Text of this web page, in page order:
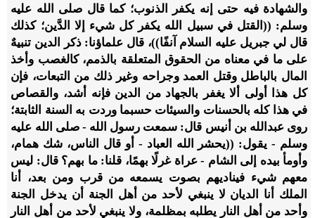
والشهادة فيه حتى إنه يكفر الذنوب؛ كما قال صلى الله عليه
وسلم: ((القتل في سبيل الله يكفر كل شيء إلا الدَّين؛ كذلك
قال لي جبريل عليه السلام آنفًا))، قال علماؤنا: ذكر الدين تنبيهٌ
على ما في معناه من الحقوق المتعلقة بالذمم، كالغصب وأخذ
المال بالباطل وقتل العمد وجراحه وغير ذلك من التبعات، فإن
كل هذا أولى ألا يغفر بالجهاد من الدين فإنه أشد، والقصاص
في هذا كله بالحسنات والسيئات حسبما وردت به السنة الثابتة؛
روى عبدالله بن أنيس قال: سمعت رسول الله - صلى الله عليه
وسلم - يقول: ((يحشر الله العباد - أو قال الناس، شك همام،
وأومأ بيده إلى الشام - عراة غرلًا بهمًا، قلنا: ما بهم؟ قال: ليس
معهم شيء فيناديهم بصوت يسمعه من قرب ومن بعد، أنا
الملك أنا الديان لا ينبغي لأحد من أهل الجنة أن يدخل الجنة
وأحد من أهل النار يطلبه بمظلمة، ولا ينبغي لأحد من أهل النار